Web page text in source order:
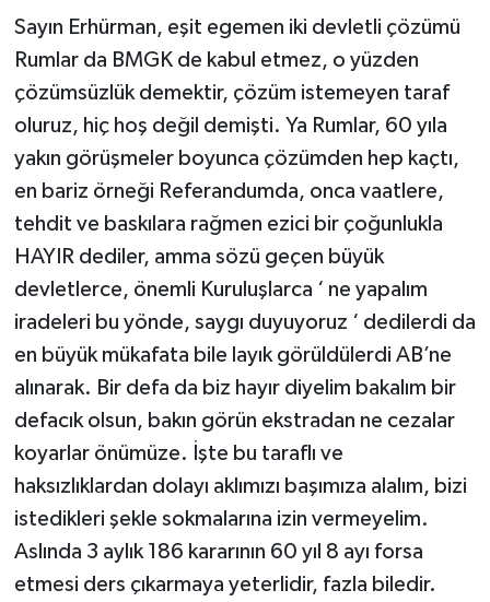
Sayın Erhürman, eşit egemen iki devletli çözümü
Rumlar da BMGK de kabul etmez, o yüzden
çözümsüzlük demektir, çözüm istemeyen taraf
oluruz, hiç hoş değil demişti. Ya Rumlar, 60 yıla
yakın görüşmeler boyunca çözümden hep kaçtı,
en bariz örneği Referandumda, onca vaatlere,
tehdit ve baskılara rağmen ezici bir çoğunlukla
HAYIR dediler, amma sözü geçen büyük
devletlerce, önemli Kuruluşlarca ‘ ne yapalım
iradeleri bu yönde, saygı duyuyoruz ‘ dedilerdi da
en büyük mükafata bile layık görüldülerdi AB’ne
alınarak. Bir defa da biz hayır diyelim bakalım bir
defacık olsun, bakın görün ekstradan ne cezalar
koyarlar önümüze. İşte bu taraflı ve
haksızlıklardan dolayı aklımızı başımıza alalım, bizi
istedikleri şekle sokmalarına izin vermeyelim.
Aslında 3 aylık 186 kararının 60 yıl 8 ayı forsa
etmesi ders çıkarmaya yeterlidir, fazla biledir.